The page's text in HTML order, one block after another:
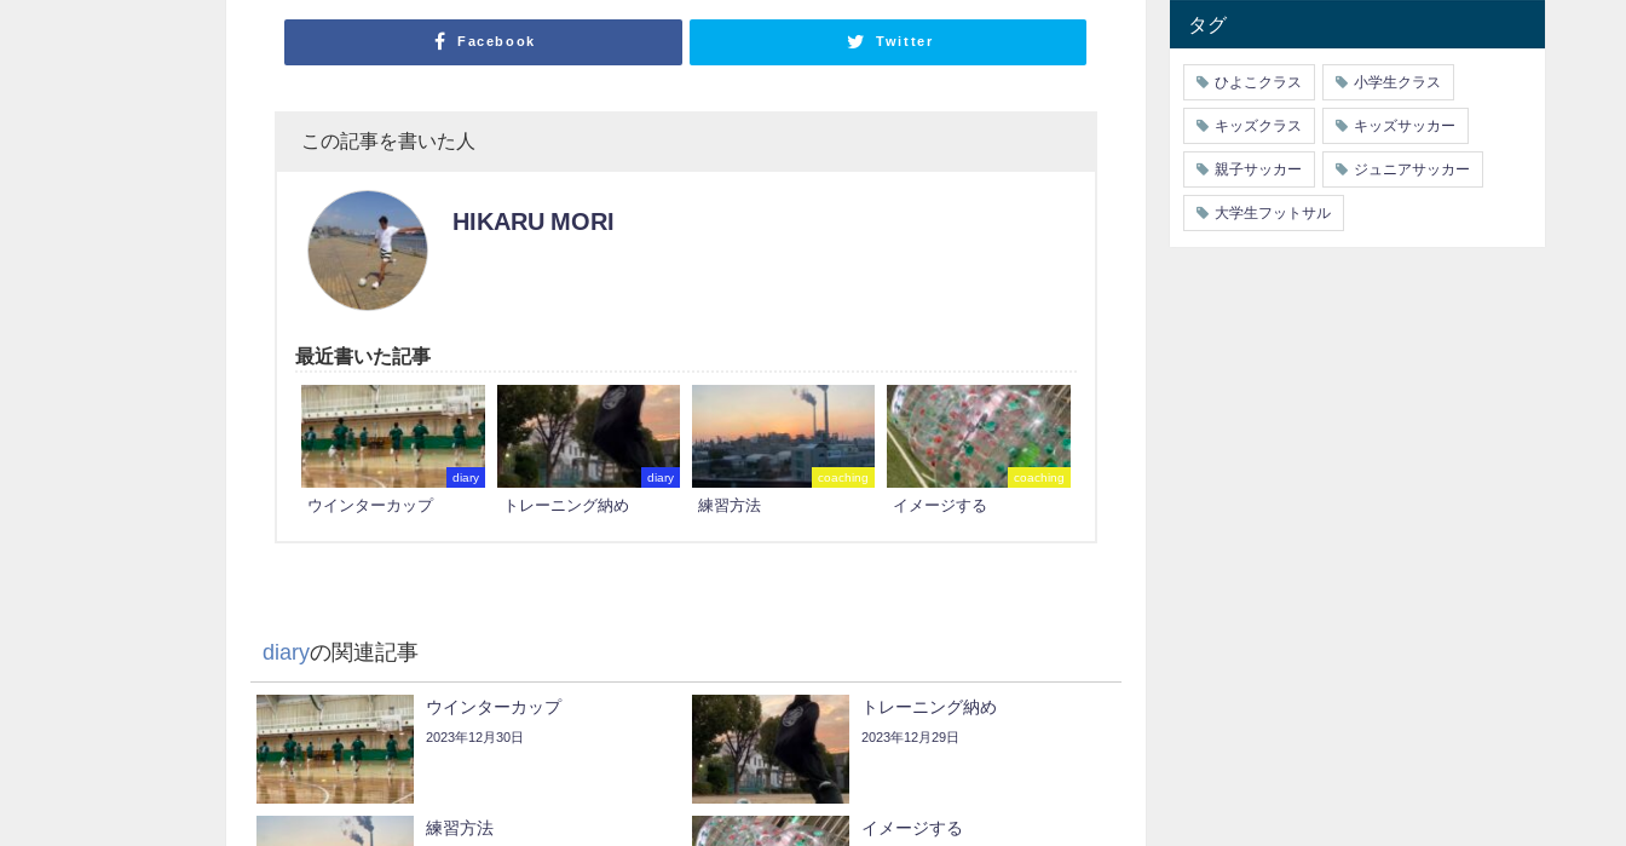
Facebook Twitter
この記事を書いた人
HIKARU MORI
最近書いた記事
diary
ウインターカップ
diary
トレーニング納め
coaching
練習方法
coaching
イメージする
diaryの関連記事
ウインターカップ
2023年12月30日
トレーニング納め
2023年12月29日
練習方法 イメージする
タグ
ひよこクラス 小学生クラス
キッズクラス キッズサッカー
親子サッカー ジュニアサッカー
大学生フットサル